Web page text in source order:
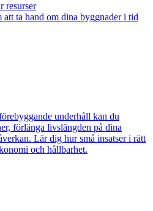
resurser
att ta hand om dina byggnader i tid
underhåll kan du
förlänga livslängden på dina
Lär dig hur små insatser i rätt
och hållbarhet.